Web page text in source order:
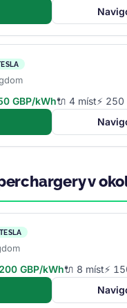
GBP/kWh🔌 4 míst⚡
v
GBP/kWh🔌 8 míst⚡